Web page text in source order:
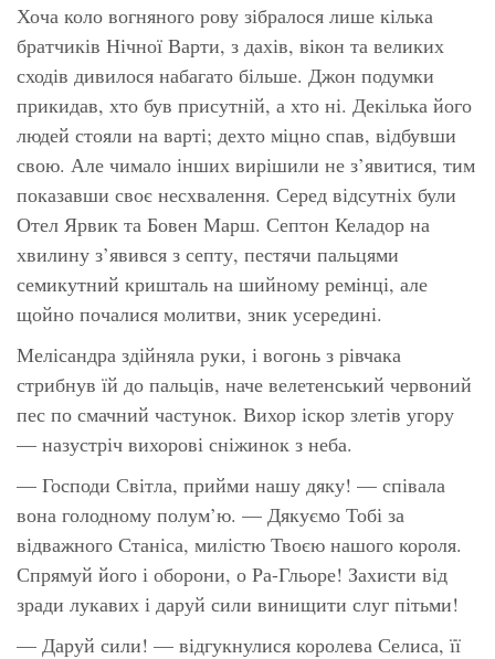
Хоча коло вогняного рову зібралося лише кілька
братчиків Нічної Варти, з дахів, вікон та великих
сходів дивилося набагато більше. Джон подумки
прикидав, хто був присутній, а хто ні. Декілька його
людей стояли на варті; дехто міцно спав, відбувши
свою. Але чимало інших вирішили не з’явитися, тим
показавши своє несхвалення. Серед відсутніх були
Отел Ярвик та Бовен Марш. Септон Келадор на
хвилину з’явився з септу, пестячи пальцями
семикутний кришталь на шийному ремінці, але
щойно почалися молитви, зник усередині.
Мелісандра здійняла руки, і вогонь з рівчака
стрибнув їй до пальців, наче велетенський червоний
пес по смачний частунок. Вихор іскор злетів угору
— назустріч вихорові сніжинок з неба.
— Господи Світла, прийми нашу дяку! — співала
вона голодному полум’ю. — Дякуємо Тобі за
відважного Станіса, милістю Твоєю нашого короля.
Спрямуй його і оборони, о Ра-Гльоре! Захисти від
зради лукавих і даруй сили винищити слуг пітьми!
— Даруй сили! — відгукнулися королева Селиса, її